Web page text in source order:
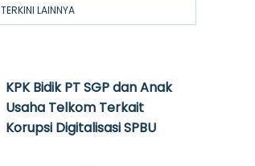
TERKINI LAINNYA
KPK Bidik PT SGP dan Anak
Usaha Telkom Terkait
Korupsi Digitalisasi SPBU